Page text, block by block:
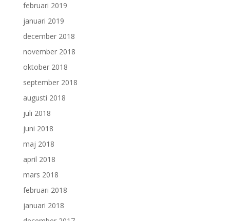
februari 2019
januari 2019
december 2018
november 2018
oktober 2018
september 2018
augusti 2018
juli 2018
juni 2018
maj 2018
april 2018
mars 2018
februari 2018
januari 2018